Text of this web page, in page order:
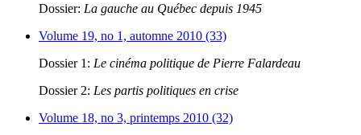
Dossier: La gauche au Québec depuis 1945
Volume 19, no 1, automne 2010 (33)
Dossier 1: Le cinéma politique de Pierre Falardeau
Dossier 2: Les partis politiques en crise
Volume 18, no 3, printemps 2010 (32)